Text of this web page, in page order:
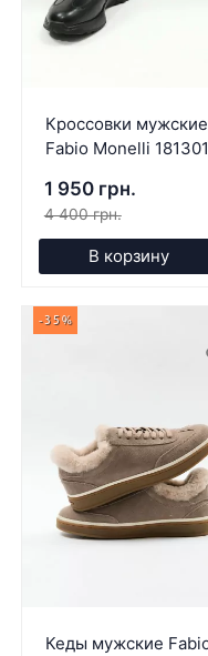
Кроссовки мужские
Fabio Monelli 181301
1 950 грн.
4 400 грн.
В корзину
-35%
Кеды мужские